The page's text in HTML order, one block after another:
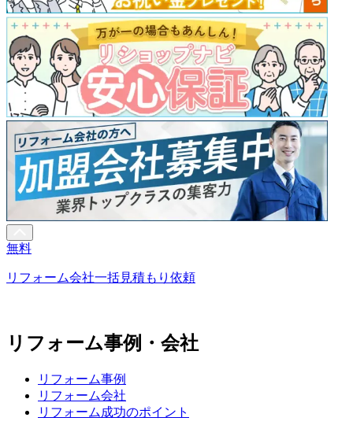
無料
リフォーム会社一括見積もり依頼
リフォーム事例・会社
リフォーム事例
リフォーム会社
リフォーム成功のポイント